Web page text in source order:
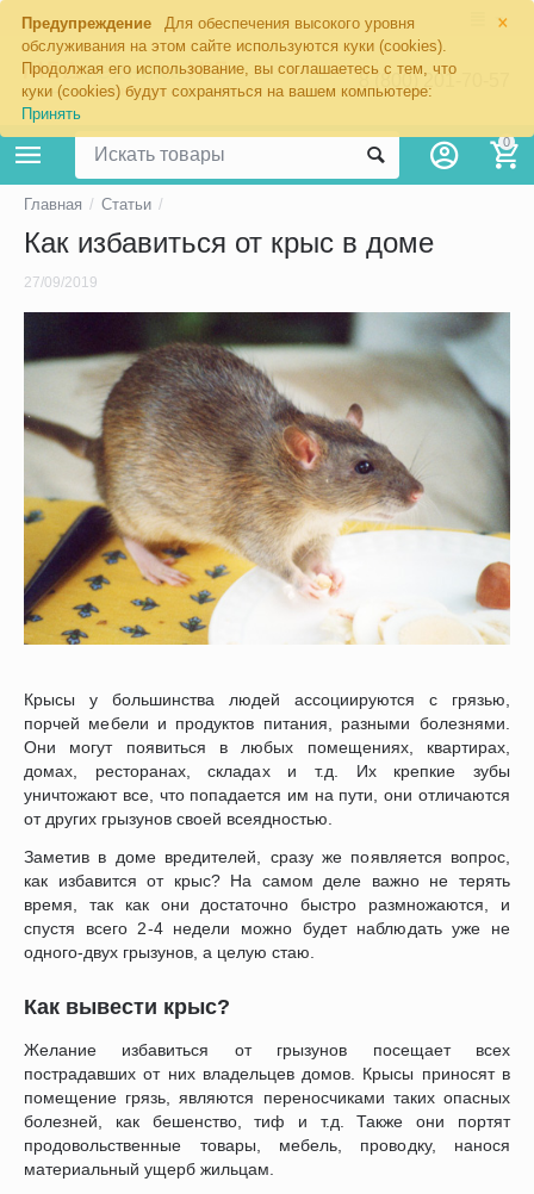
×
Предупреждение
Для обеспечения высокого уровня
обслуживания на этом сайте используются куки (cookies).
Продолжая его использование, вы соглашаетесь с тем, что
куки (cookies) будут сохраняться на вашем компьютере:
Принять
8 (800) 201-70-57
0
Главная / Статьи /
Как избавиться от крыс в доме
27/09/2019
Крысы у большинства людей ассоциируются с грязью,
порчей мебели и продуктов питания, разными болезнями.
Они могут появиться в любых помещениях, квартирах,
домах, ресторанах, складах и т.д. Их крепкие зубы
уничтожают все, что попадается им на пути, они отличаются
от других грызунов своей всеядностью.
Заметив в доме вредителей, сразу же появляется вопрос,
как избавится от крыс? На самом деле важно не терять
время, так как они достаточно быстро размножаются, и
спустя всего 2-4 недели можно будет наблюдать уже не
одного-двух грызунов, а целую стаю.
Как вывести крыс?
Желание избавиться от грызунов посещает всех
пострадавших от них владельцев домов. Крысы приносят в
помещение грязь, являются переносчиками таких опасных
болезней, как бешенство, тиф и т.д. Также они портят
продовольственные товары, мебель, проводку, нанося
материальный ущерб жильцам.